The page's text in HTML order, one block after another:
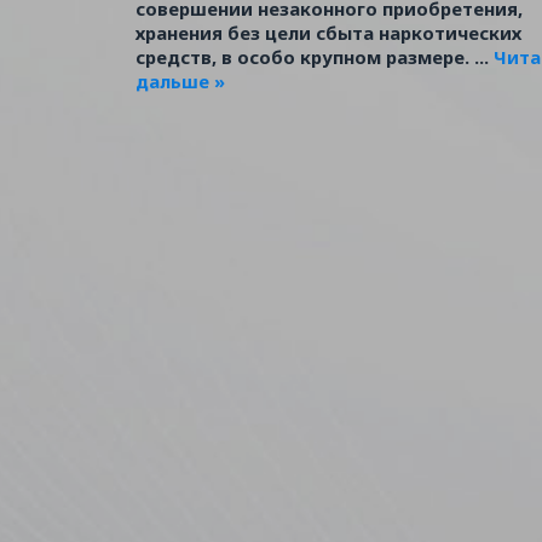
совершении незаконного приобретения,
хранения без цели сбыта наркотических
средств, в особо крупном размере. ...
дальше »